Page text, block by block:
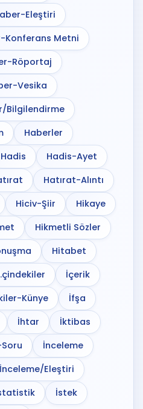
Eleştiri
Konferans Metni
Röportaj
Vesika
Bilgilendirme
Haberler
Hadis
Hadis-Ayet
Hatırat-Alıntı
Hiciv-Şiir
Hikaye
Hikmetli Sözler
Hitabet
İçerik
Künye
İfşa
İhtar
İktibas
İnceleme
İnceleme/Eleştiri
İstek